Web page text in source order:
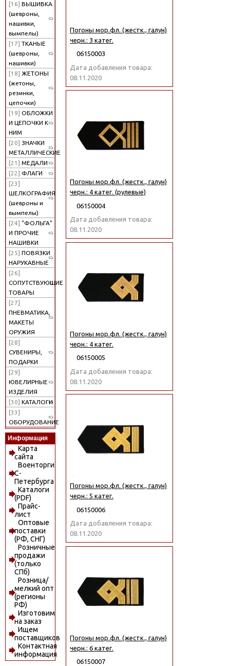
[16] ВЫШИВКА
(шевроны,
нашивки,
вымпелы)
[17] ТКАНЫЕ
(шевроны,
нашивки)
[18] ЖЕТОНЫ
(жетоны,
резинки,
цепочки)
[19] ОБЛОЖКИ
И ЦЕПОЧКИ К
НИМ
[20] ЗНАЧКИ
МЕТАЛЛИЧЕСКИЕ
[21] МЕДАЛИ
[22] ФЛАГИ
[23]
ШЕЛКОГРАФИЯ
(шевроны и
вымпелы)
[24] "ФОЛЬГА"
И ПРОЧИЕ
НАШИВКИ
[25] ПОВЯЗКИ
НАРУКАВНЫЕ
[26]
СОПУТСТВУЮЩИЕ
ТОВАРЫ
[27]
ПНЕВМАТИКА,
МАКЕТЫ
ОРУЖИЯ
[28]
СУВЕНИРЫ,
ПОДАРКИ
[29]
ЮВЕЛИРНЫЕ
ИЗДЕЛИЯ
[30] КАТАЛОГИ
[33]
ОБОРУДОВАНИЕ
Информация
Карта
сайта
Военторги
С-
Петербурга
Каталоги
(PDF)
Прайс-
лист
Оптовые
поставки
(РФ, СНГ)
Розничные
продажи
(только
СПб)
Розница/
мелкий опт
(регионы
РФ)
Изготовим
на заказ
Ищем
поставщиков
Контактная
информация
Погоны мор.фл. (жестк., галун)
черн.: 3 катег.
06150003
Дата добавления товара:
08.11.2020
Погоны мор.фл. (жестк., галун)
черн.: 4 катег. (рулевые)
06150004
Дата добавления товара:
08.11.2020
Погоны мор.фл. (жестк., галун)
черн.: 4 катег.
06150005
Дата добавления товара:
08.11.2020
Погоны мор.фл. (жестк., галун)
черн.: 5 катег.
06150006
Дата добавления товара:
08.11.2020
Погоны мор.фл. (жестк., галун)
черн.: 6 катег.
06150007